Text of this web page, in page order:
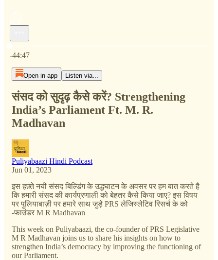
-44:47
Open in app Listen via...
संसद को सुदृढ़ कैसे करें? Strengthening
India’s Parliament Ft. M. R.
Madhavan
Puliyabaazi Hindi Podcast
Jun 01, 2023
इस हफ़्ते नयी संसद बिल्डिंग के उद्धघाटन के अवसर पर हम बात करते है
कि हमारी संसद की कार्यप्रणाली को बेहतर कैसे किया जाए? इस विषय
पर पुलियाबाज़ी पर हमारे साथ जुड़े PRS लेजिस्लेटिव रिसर्च के को
-फाउंडर M R Madhavan
This week on Puliyabaazi, the co-founder of PRS Legislative
M R Madhavan joins us to share his insights on how to
strengthen India’s democracy by improving the functioning of
our Parliament.